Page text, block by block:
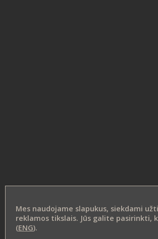
Mes naudojame slapukus, siekdami
reklamos tikslais. Jūs galite
(ENG).